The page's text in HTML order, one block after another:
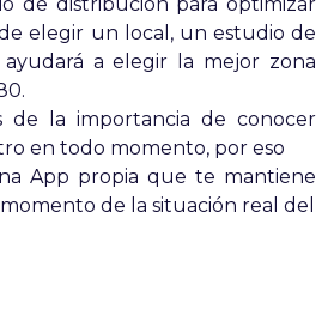
de elegir un local, un estudio de
a elegir la mejor zona
de la importancia de conocer
en todo momento, por eso
App propia que te mantiene
de la situación real del